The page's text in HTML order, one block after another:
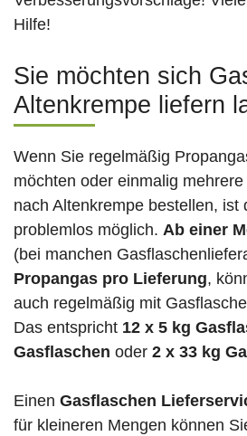
Hilfe!
Sie möchten sich
Altenkrempe liefern
Wenn Sie regelmäßig
möchten oder einmalig
nach Altenkrempe bestellen, ist
problemlos möglich. Ab einer
(bei manchen
Propangas pro Lieferung,
auch regelmäßig mit
Das entspricht 12 x 5 kg
Gasflaschen oder 2 x 33 kg
Einen Gasflaschen
für kleineren Mengen können